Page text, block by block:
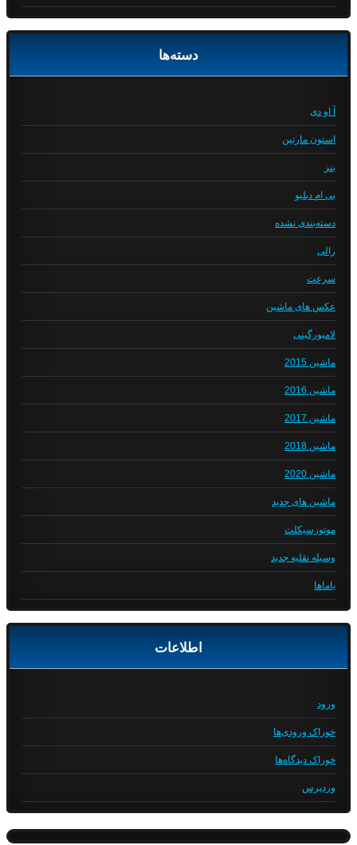
دسته‌ها
آ او دی
استون مارتین
بنز
بی ام دبلیو
دسته‌بندی نشده
رالی
سرعت
عکس های ماشین
لامبورگینی
ماشین 2015
ماشین 2016
ماشین 2017
ماشین 2018
ماشین 2020
ماشین های جدید
موتورسیکلت
وسیله نقلیه جدید
یاماها
اطلاعات
ورود
خوراک ورودی‌ها
خوراک دیدگاه‌ها
وردپرس